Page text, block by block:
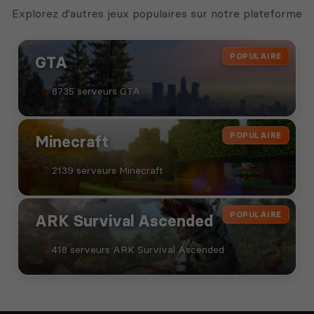
Explorez d'autres jeux populaires sur notre plateforme
POPULAIRE
GTA
8735 serveurs GTA
POPULAIRE
Minecraft
2139 serveurs Minecraft
POPULAIRE
ARK Survival Ascended
418 serveurs ARK Survival Ascended